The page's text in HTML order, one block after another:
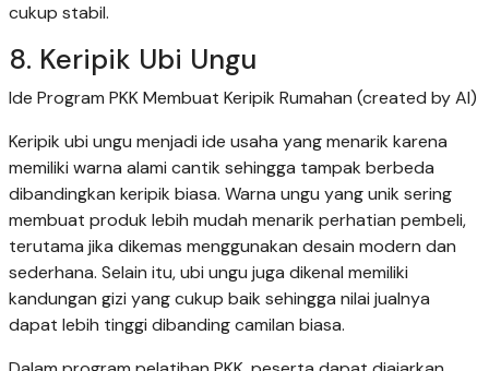
cukup stabil.
8. Keripik Ubi Ungu
Ide Program PKK Membuat Keripik Rumahan (created by AI)
Keripik ubi ungu menjadi ide usaha yang menarik karena
memiliki warna alami cantik sehingga tampak berbeda
dibandingkan keripik biasa. Warna ungu yang unik sering
membuat produk lebih mudah menarik perhatian pembeli,
terutama jika dikemas menggunakan desain modern dan
sederhana. Selain itu, ubi ungu juga dikenal memiliki
kandungan gizi yang cukup baik sehingga nilai jualnya
dapat lebih tinggi dibanding camilan biasa.